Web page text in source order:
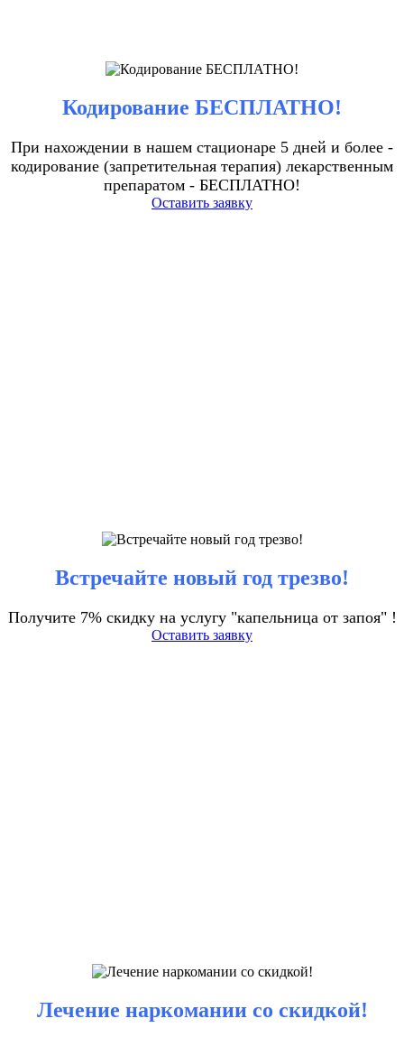
Кодирование БЕСПЛАТНО!
При нахождении в нашем стационаре 5 дней и более -
кодирование (запретительная терапия) лекарственным
препаратом - БЕСПЛАТНО!
Оставить заявку
Встречайте новый год трезво!
Получите 7% скидку на услугу "капельница от запоя" !
Оставить заявку
Лечение наркомании со скидкой!